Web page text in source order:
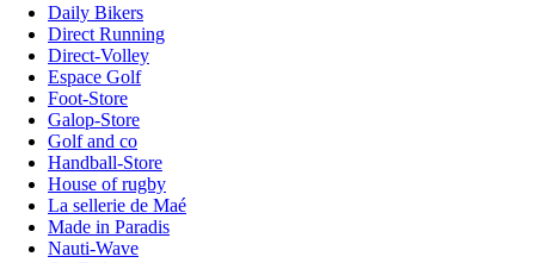
Daily Bikers
Direct Running
Direct-Volley
Espace Golf
Foot-Store
Galop-Store
Golf and co
Handball-Store
House of rugby
La sellerie de Maé
Made in Paradis
Nauti-Wave